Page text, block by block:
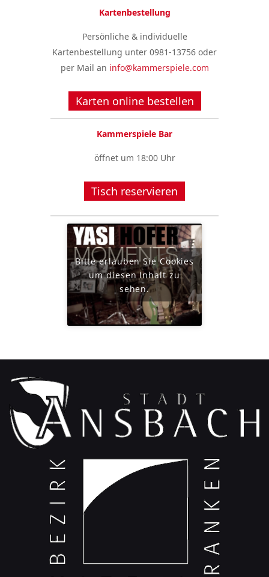
Kartenbestellung
Persönliche & individuelle
Kartenbestellung unter 0981-13756 oder
per Mail an info@kammerspiele.com
Karten online bestellen
Kammerspiele Bar
öffnet um 18:00 Uhr
Tisch reservieren
Bitte erlauben Sie Cookies
um diesen Inhalt zu
sehen.